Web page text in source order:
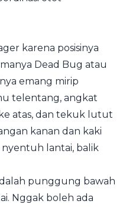
karena posisinya
Dead Bug atau
emang mirip
telentang, angkat
atas, dan tekuk lutut
kanan dan kaki
nyentuh lantai, balik
punggung bawah
Nggak boleh ada